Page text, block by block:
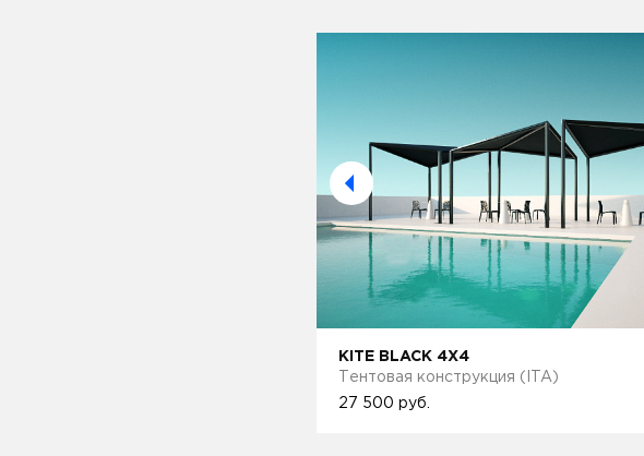
KITE BLACK 4X4
Тентовая конструкция (ITA)
27 500 руб.